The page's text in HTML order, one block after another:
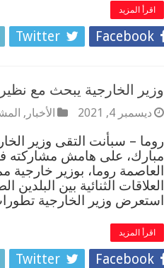
اقرأ المزيد
Facebook
Twitter
وزير الخارجية يبحث مع
ديسمبر 4, 2021 الأخبار ,
روما – سبأنت التقى وزير
مبارك، على هامش مشاركته
العاصمة روما، بوزير خارجية
العلاقات الثنائية بين
استعرض وزير الخارجية
اقرأ المزيد
Facebook
Twitter